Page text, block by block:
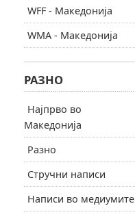
WFF - Македонија
WMA - Македонија
РАЗНО
Најпрво во
Македонија
Разно
Стручни написи
Написи во медиумите